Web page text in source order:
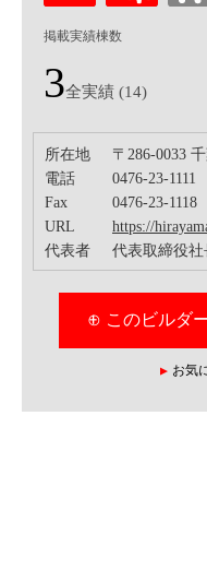
掲載実績棟数
3全実績 (14)
所在地
〒286-0033
電話
0476-23-1111
Fax
0476-23-1118
URL
https://
代表者
代表取締役
⊕ このビルダ
お気